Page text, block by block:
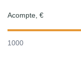
Acompte, €
1000